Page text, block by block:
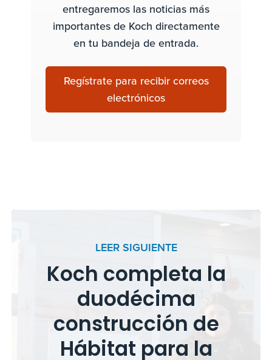
entregaremos las noticias más
importantes de Koch directamente
en tu bandeja de entrada.
Regístrate para recibir correos
electrónicos
LEER SIGUIENTE
Koch completa la
duodécima
construcción de
Hábitat para la